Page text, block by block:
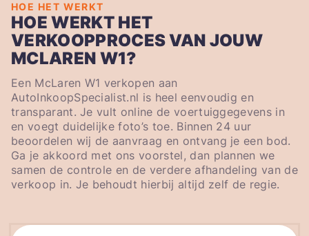
HOE HET WERKT
HOE WERKT HET
VERKOOPPROCES VAN JOUW
MCLAREN W1?
Een McLaren W1 verkopen aan
AutoInkoopSpecialist.nl is heel eenvoudig en
transparant. Je vult online de voertuiggegevens in
en voegt duidelijke foto’s toe. Binnen 24 uur
beoordelen wij de aanvraag en ontvang je een bod.
Ga je akkoord met ons voorstel, dan plannen we
samen de controle en de verdere afhandeling van de
verkoop in. Je behoudt hierbij altijd zelf de regie.